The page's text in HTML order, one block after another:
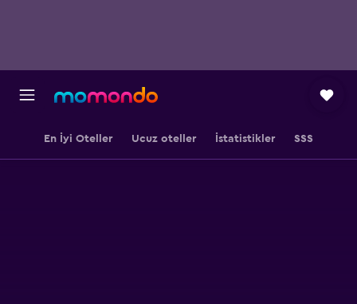
En İyi Oteller Ucuz oteller İstatistikler SSS